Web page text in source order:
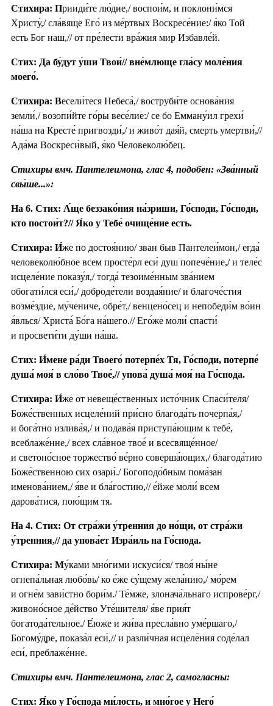
Стихира: Прииди́те лю́дие,/ воспои́м, и поклони́мся
Христу́,/ сла́вяще Его́ из ме́ртвых Воскресе́ние:/ я́ко Той
есть Бог наш,// от пре́лести вра́жия мир Избавле́й.
Стих: Да бу́дут у́ши Твои́// вне́млюще гла́су моле́ния
моего́.
Стихира: Весели́теся Небеса́,/ воструби́те основа́ния
земли́,/ возопи́йте го́ры весе́лие:/ се бо Емману́ил грехи́
на́ша на Кресте́ пригвозди́,/ и живо́т дая́й, смерть умертви́,//
Ада́ма Воскреси́вый, я́ко Человеколю́бец.
Стихиры вмч. Пантелеимона, глас 4, подобен: «Зва́нный
свы́ше...»:
На 6. Стих: А́ще беззако́ния на́зриши, Го́споди, Го́споди,
кто постои́т?// Я́ко у Тебе́ очище́ние есть.
Стихира: И́же по достоя́нию/ зван быв Пантелеи́мон,/ егда́
человеколю́бное всем просте́рл еси́ душ попече́ние,/ и теле́с
исцеле́ние показу́я,/ тогда́ тезоиме́нным зва́нием
обогати́лся еси́,/ доброде́тели воздая́ние/ и благоче́стия
возме́здие, му́чениче, обре́т,/ венцено́сец и непобеди́м во́ин
я́влься/ Христа́ Бо́га на́шего.// Его́же моли́ спасти́
и просвети́ти ду́ши на́ша.
Стих: И́мене ра́ди Твоего́ потерпе́х Тя, Го́споди, потерпе́
душа́ моя́ в сло́во Твое́,// упова́ душа́ моя́ на Го́спода.
Стихира: И́же от невеще́ственных исто́чник Спаси́теля/
Боже́ственных исцеле́ний при́сно благода́ть почерпа́я,/
и бога́тно излива́я,/ и подава́я приступа́ющим к тебе́,
всеблаже́нне,/ всех сла́вное твое́ и всесвяще́нное/
и светоно́сное торжество́ ве́рно соверша́ющих,/ благода́тию
Боже́ственною сих озари́./ Богоподо́бным пома́зан
именова́нием,/ я́ве и бла́гостию,// е́йже моли́ всем
дарова́тися, пою́щим тя.
На 4. Стих: От стра́жи у́тренния до но́щи, от стра́жи
у́тренния,// да упова́ет Изра́иль на Го́спода.
Стихира: Му́ками мно́гими искуси́ся/ твоя́ ны́не
огнепа́льная любо́вь/ ко е́же су́щему жела́нию,/ мо́рем
и огне́м зави́стно бори́м./ Те́мже, злонача́льнаго испрове́рг,/
живоно́сное де́йство Уте́шителя/ я́ве прия́т
богатода́тельное./ Е́юже и жи́ва пресла́вно уме́ршаго,/
Богому́дре, показа́л еси́,// и разли́чная исцеле́ния соде́лал
еси́, преблаже́нне.
Стихиры вмч. Пантелеимона, глас 2, самогласны:
Стих: Я́ко у Го́спода ми́лость, и мно́гое у Него́